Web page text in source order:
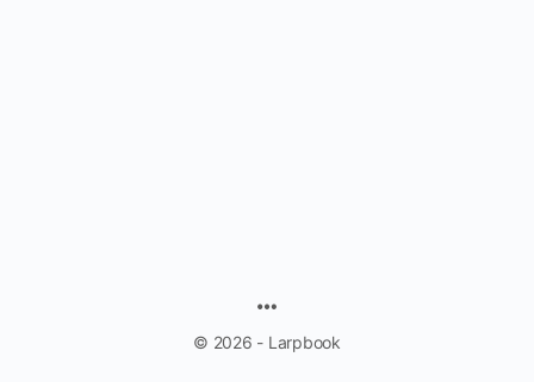
© 2026 - Larpbook